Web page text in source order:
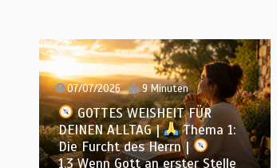
07/07/2026 9 Minuten
GOTTES WEISHEIT FÜR
DEINEN ALLTAG |
Thema 1:
Die Furcht des Herrn |
1.3 Wenn Gott an erster Stelle